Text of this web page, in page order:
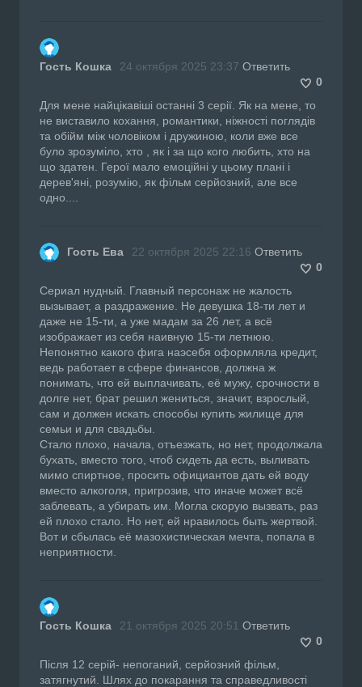
Гость Кошка 24 октября 2025 23:37 Ответить
0
Для мене найцікавіші останні 3 серії. Як на мене, то
не виставило кохання, романтики, ніжності поглядів
та обійм між чоловіком і дружиною, коли вже все
було зрозуміло, хто , як і за що кого любить, хто на
що здатен. Герої мало емоційні у цьому плані і
дерев'яні, розумію, як фільм серйозний, але все
одно....
Гость Ева 22 октября 2025 22:16 Ответить
0
Сериал нудный. Главный персонаж не жалость
вызывает, а раздражение. Не девушка 18-ти лет и
даже не 15-ти, а уже мадам за 26 лет, а всё
изображает из себя наивную 15-ти летнюю.
Непонятно какого фига наэсебя оформляла кредит,
ведь работает в сфере финансов, должна ж
понимать, что ей выплачивать, её мужу, срочности в
долге нет, брат решил жениться, значит, взрослый,
сам и должен искать способы купить жилище для
семьи и для свадьбы.
Стало плохо, начала, отъезжать, но нет, продолжала
бухать, вместо того, чтоб сидеть да есть, выливать
мимо спиртное, просить официантов дать ей воду
вместо алкоголя, пригрозив, что иначе может всё
заблевать, а убирать им. Могла скорую вызвать, раз
ей плохо стало. Но нет, ей нравилось быть жертвой.
Вот и сбылась её мазохистическая мечта, попала в
неприятности.
Гость Кошка 21 октября 2025 20:51 Ответить
0
Після 12 серій- непоганий, серйозний фільм,
затягнутий. Шлях до покарання та справедливості